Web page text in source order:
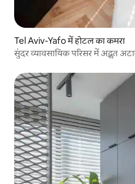
Tel Aviv-Yafo में होटल का कमरा
सुंदर व्यावसायिक परिसर में अद्भुत